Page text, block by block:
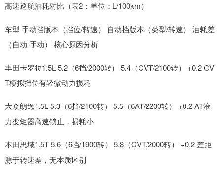
高速巡航油耗对比（表2：单位：L/100km）
车型 手动挡版本（挡位/转速） 自动挡版本（类型/转速） 油耗差
（自动-手动） 核心原因分析
丰田卡罗拉1.5L 5.2（6挡/2000转） 5.4（CVT/2100转） +0.2 CV
T模拟挡位有轻微动力损耗
大众朗逸1.5L 5.3（6挡/2100转） 5.5（6AT/2200转） +0.2 AT液
力变矩器高速锁止，损耗小
本田思域1.5T 5.6（6挡/1900转） 5.8（CVT/2000转） +0.2 差距
源于转速差，无本质区别